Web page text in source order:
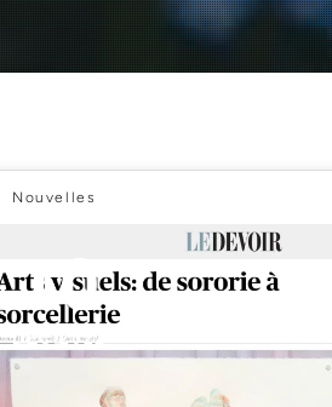
Nouvelles
10
DÉC 2022